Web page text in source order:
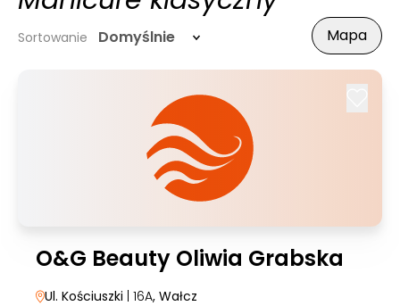
Sortowanie Domyślnie Mapa
O&G Beauty Oliwia Grabska
Ul. Kościuszki | 16A, Wałcz